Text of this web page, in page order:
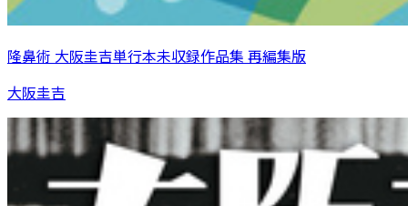
隆鼻術 大阪圭吉単行本未収録作品集 再編集版
大阪圭吉